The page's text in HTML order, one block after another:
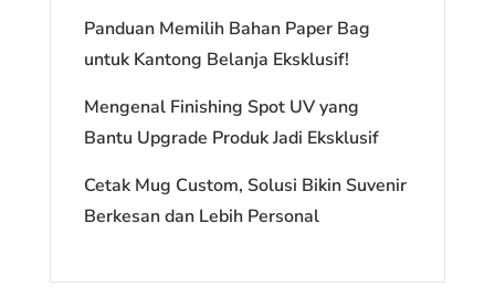
Panduan Memilih Bahan Paper Bag
untuk Kantong Belanja Eksklusif!
Mengenal Finishing Spot UV yang
Bantu Upgrade Produk Jadi Eksklusif
Cetak Mug Custom, Solusi Bikin Suvenir
Berkesan dan Lebih Personal